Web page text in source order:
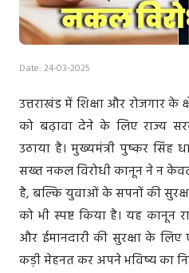
Date: 24-03-2025
उत्तराखंड में शिक्षा और रोजगार के
को बढ़ावा देने के लिए राज्य
उठाया है। मुख्यमंत्री पुष्कर
सख्त नकल विरोधी कानून ने न
है, बल्कि युवाओं के सपनों की
को भी स्पष्ट किया है। यह कानून
और ईमानदारी की सुरक्षा के
कड़ी मेहनत कर अपने भविष्य का